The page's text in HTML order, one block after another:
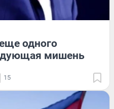
одного
мишень
15